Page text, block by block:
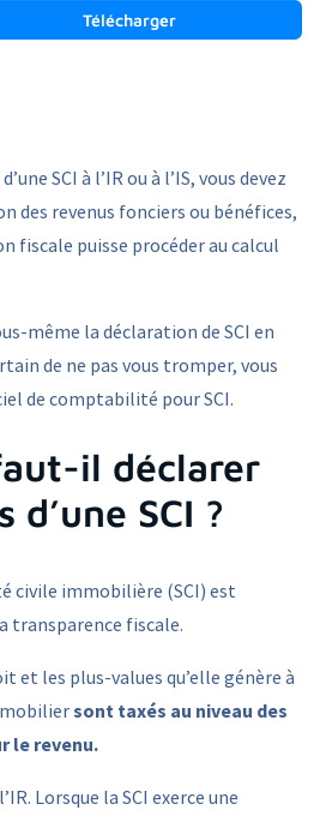
SCI à l’IR ou à l’IS, vous devez
des revenus fonciers ou bénéfices,
fiscale puisse procéder au calcul
même la déclaration de SCI en
de ne pas vous tromper, vous
de comptabilité pour SCI.
il déclarer
d’une SCI ?
civile immobilière (SCI) est
transparence fiscale.
et les plus-values qu’elle génère à
sont taxés au niveau des
le revenu.
Lorsque la SCI exerce une
Télécharger